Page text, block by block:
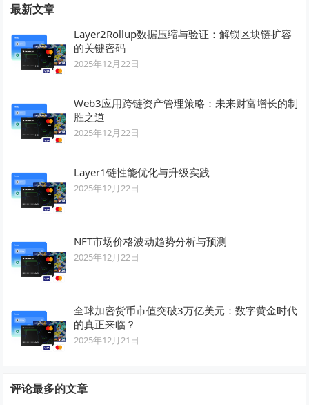
最新文章
Layer2Rollup数据压缩与验证：解锁区块链扩容
的关键密码
2025年12月22日
Web3应用跨链资产管理策略：未来财富增长的制
胜之道
2025年12月22日
Layer1链性能优化与升级实践
2025年12月22日
NFT市场价格波动趋势分析与预测
2025年12月22日
全球加密货币市值突破3万亿美元：数字黄金时代
的真正来临？
2025年12月21日
评论最多的文章